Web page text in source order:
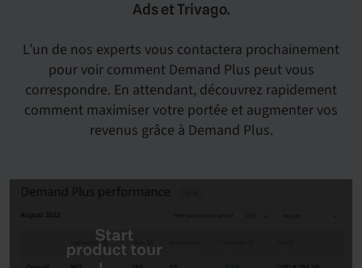
Ads et Trivago.
L’un de nos experts vous contactera prochainement
pour voir comment Demand Plus peut vous
correspondre. En attendant, découvrez rapidement
comment maximiser votre portée et augmenter vos
revenus grâce à Demand Plus.